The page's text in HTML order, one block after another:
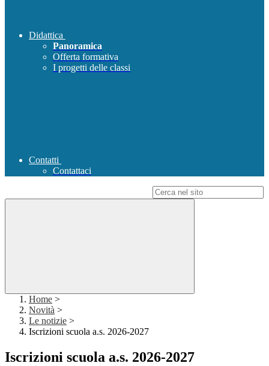
Didattica
Panoramica
Offerta formativa
I progetti delle classi
Contatti
Contattaci
Home >
Novità >
Le notizie >
Iscrizioni scuola a.s. 2026-2027
Iscrizioni scuola a.s. 2026-2027